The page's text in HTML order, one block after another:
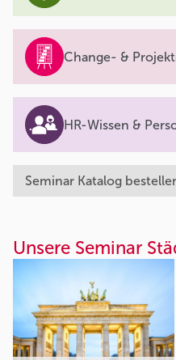
Change- &
HR-Wissen &
Seminar Katalog
Unsere Seminar